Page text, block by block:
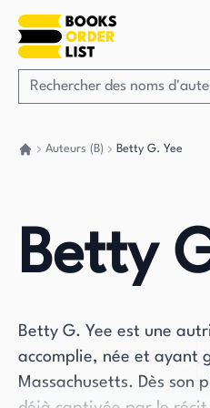
Auteurs (B) Betty G. Yee
Betty
Betty G. Yee est une
accomplie, née et ayant
Massachusetts. Dès son